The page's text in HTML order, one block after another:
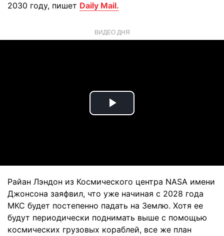
2030 году, пишет Daily Mail.
ВИДЕО ДНЯ
Play
Райан Лэндон из Космического центра NASA имени
Джонсона заяфвил, что уже начиная с 2028 года
МКС будет постепенно падать на Землю. Хотя ее
будут периодически поднимать выше с помощью
космических грузовых кораблей, все же план